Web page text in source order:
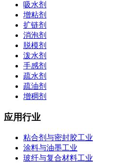
吸水剂
增粘剂
扩链剂
消泡剂
脱模剂
泼水剂
手感剂
疏水剂
疏油剂
增稠剂
应用行业
粘合剂与密封胶工业
涂料与油墨工业
玻纤与复合材料工业